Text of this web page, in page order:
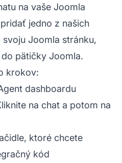
na vaše Joomla
jedno z našich
Joomla stránku,
pätičky Joomla.
krokov:
dashboardu
na chat a potom na
ktoré chcete
kód